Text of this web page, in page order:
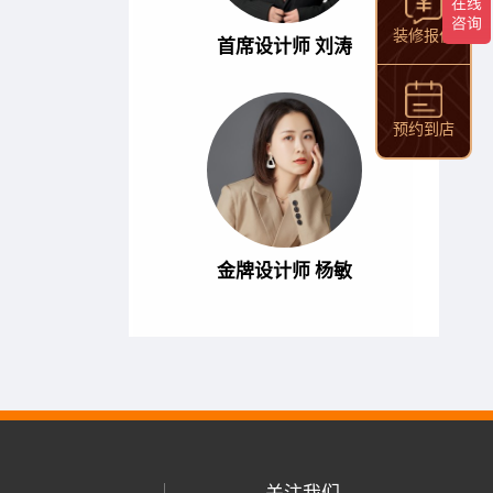
首席设计师 刘涛
金牌设计师 杨敏
装修报价
预约到店